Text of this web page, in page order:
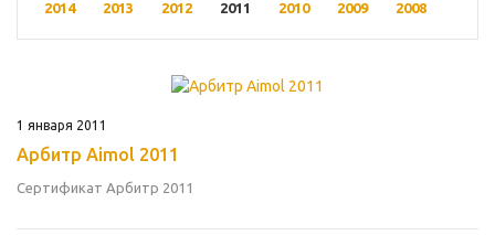
2014
2013 2012 2011 2010 2009 2008
1 января 2011
Арбитр Aimol 2011
Сертификат Арбитр 2011